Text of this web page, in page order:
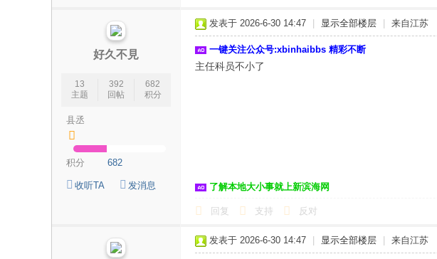
好久不見
13
主题
392
回帖
682
积分
县丞
积分 682
收听TA 发消息
发表于 2026-6-30 14:47 显示全部楼层 来自江苏
一键关注公众号:xbinhaibbs 精彩不断
主任科员不小了
了解本地大小事就上新滨海网
回复 支持 反对
发表于 2026-6-30 14:47 显示全部楼层 来自江苏